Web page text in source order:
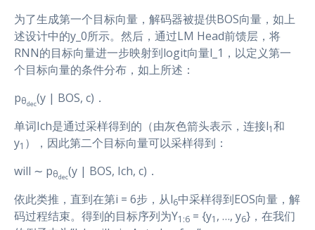
为了生成第一个目标向量，解码器被提供BOS向量，如上
述设计中的y_0所示。然后，通过LM Head前馈层，将
RNN的目标向量进一步映射到logit向量l_1，以定义第一
个目标向量的条件分布，如上所述：
pθdec(y | BOS, c)．
单词Ich是通过采样得到的（由灰色箭头表示，连接l1和
y1 ），因此第二个目标向量可以采样得到：
will ∼ pθdec(y | BOS, Ich, c)．
依此类推，直到在第i = 6步，从l6中采样得到EOS向量，解
码过程结束。得到的目标序列为Y1:6 = {y1 , …, y6}，在我们